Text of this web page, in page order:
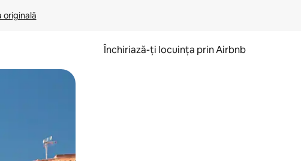
originală
Închiriază-ți locuința prin Airbnb